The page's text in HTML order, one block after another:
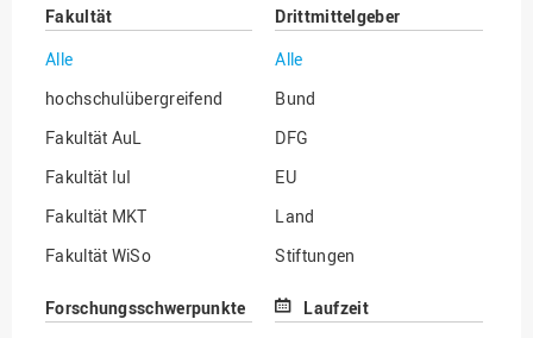
Fakultät
Alle
hochschulübergreifend
Fakultät AuL
Fakultät IuI
Fakultät MKT
Fakultät WiSo
Drittmittelgeber
Alle
Bund
DFG
EU
Land
Stiftungen
Sonstige
Forschungsschwerpunkte
Laufzeit